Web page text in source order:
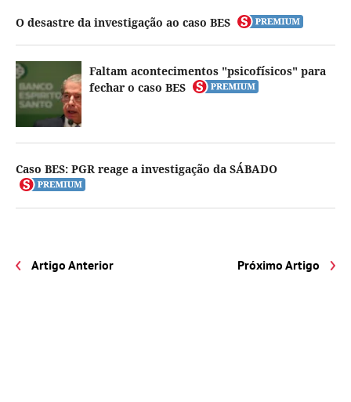
O desastre da investigação ao caso BES
Faltam acontecimentos "psicofísicos" para
fechar o caso BES
Caso BES: PGR reage a investigação da SÁBADO
Artigo Anterior Próximo Artigo